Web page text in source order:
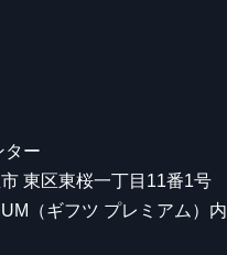
ター
東区東桜一丁目11番1号
（ギフツ プレミアム）内